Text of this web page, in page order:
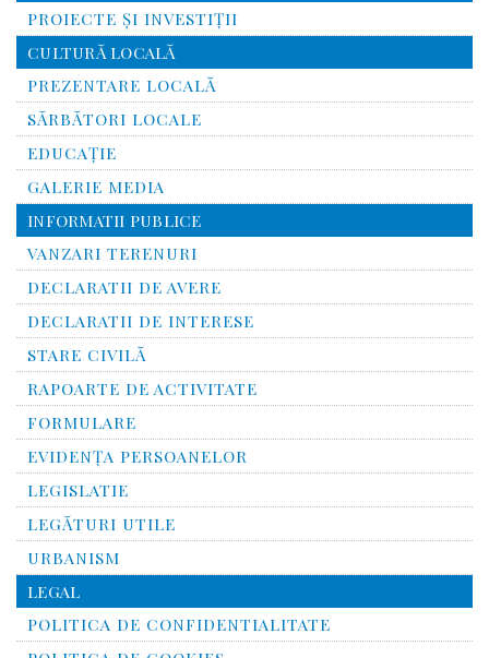
PROIECTE ȘI INVESTIȚII
CULTURĂ LOCALĂ
PREZENTARE LOCALĂ
SĂRBĂTORI LOCALE
EDUCAȚIE
GALERIE MEDIA
INFORMATII PUBLICE
VANZARI TERENURI
DECLARATII DE AVERE
DECLARATII DE INTERESE
STARE CIVILĂ
RAPOARTE DE ACTIVITATE
FORMULARE
EVIDENȚA PERSOANELOR
LEGISLATIE
LEGĂTURI UTILE
URBANISM
LEGAL
POLITICA DE CONFIDENTIALITATE